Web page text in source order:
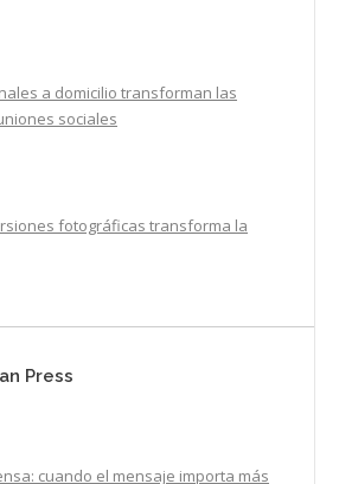
a domicilio transforman las
sociales
fotográficas transforma la
Press
cuando el mensaje importa más